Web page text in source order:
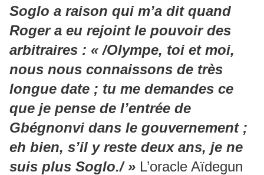
Soglo a raison qui m’a dit quand
Roger a eu rejoint le pouvoir des
arbitraires : « /Olympe, toi et moi,
nous nous connaissons de très
longue date ; tu me demandes ce
que je pense de l’entrée de
Gbégnonvi dans le gouvernement ;
eh bien, s’il y reste deux ans, je ne
suis plus Soglo./ » L’oracle Aïdegun